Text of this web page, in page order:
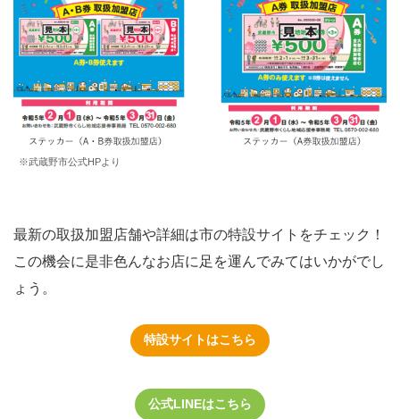
※武蔵野市公式HPより
最新の取扱加盟店舗や詳細は市の特設サイトをチェック！
この機会に是非色んなお店に足を運んでみてはいかがでし
ょう。
特設サイトはこちら
公式LINEはこちら